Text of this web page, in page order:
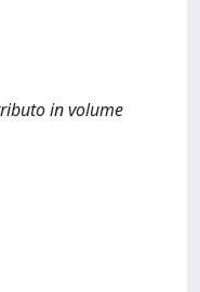
in volume